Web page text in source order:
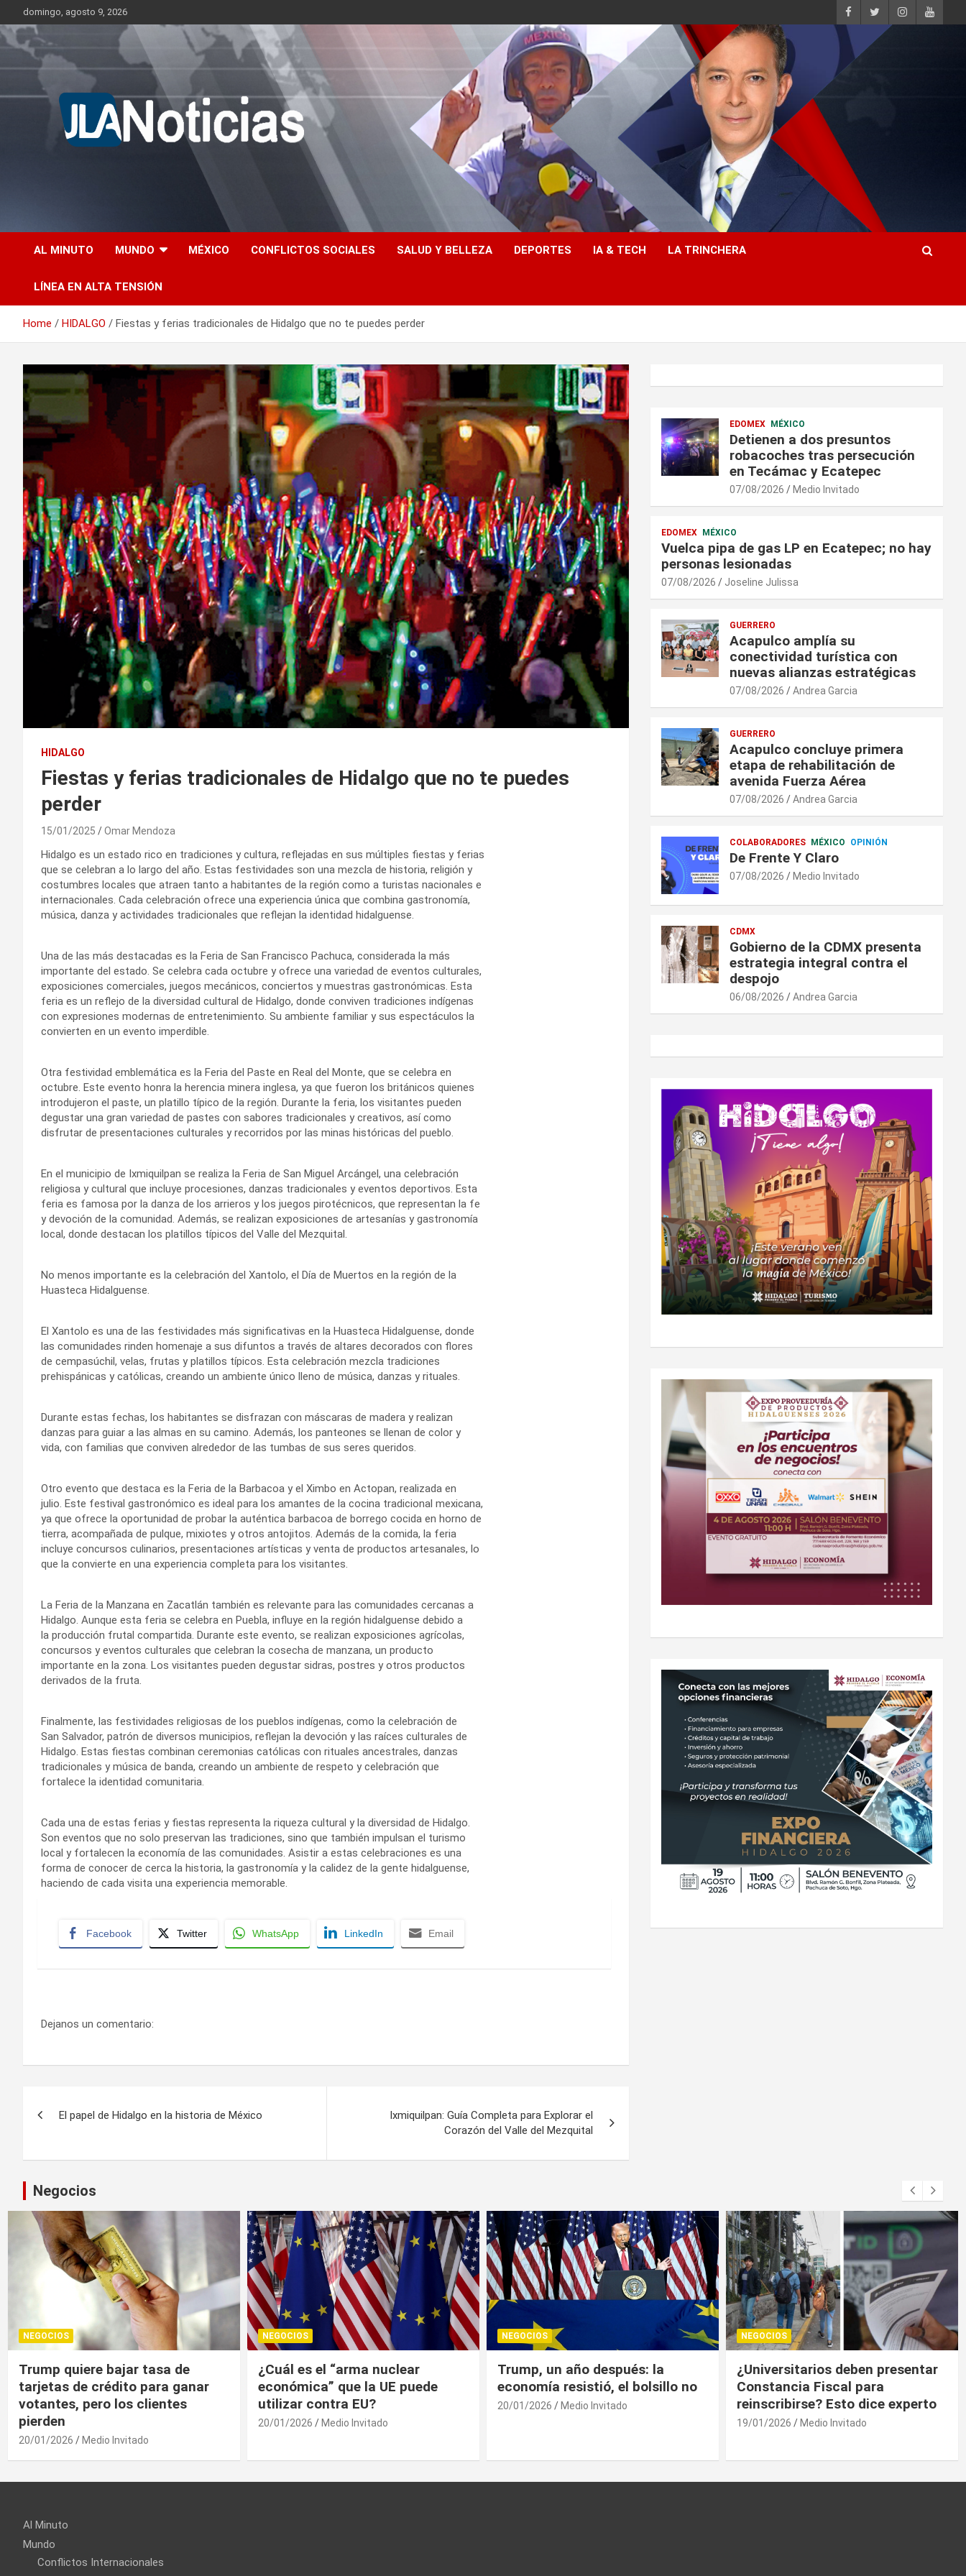
to
content
domingo, agosto 9, 2026
Jlanoticias
AL MINUTO MUNDO MÉXICO CONFLICTOS SOCIALES SALUD Y BELLEZA DEPORTES IA & TECH LA TRINCHERA
LÍNEA EN ALTA TENSIÓN
Home HIDALGO Fiestas y ferias tradicionales de Hidalgo que no te puedes perder
HIDALGO
Fiestas y ferias tradicionales de Hidalgo que no te puedes
perder
15/01/2025 Omar Mendoza
Hidalgo es un estado rico en tradiciones y cultura, reflejadas en sus múltiples fiestas y ferias
que se celebran a lo largo del año. Estas festividades son una mezcla de historia, religión y
costumbres locales que atraen tanto a habitantes de la región como a turistas nacionales e
internacionales. Cada celebración ofrece una experiencia única que combina gastronomía,
música, danza y actividades tradicionales que reflejan la identidad hidalguense.
Una de las más destacadas es la Feria de San Francisco Pachuca, considerada la más
importante del estado. Se celebra cada octubre y ofrece una variedad de eventos culturales,
exposiciones comerciales, juegos mecánicos, conciertos y muestras gastronómicas. Esta
feria es un reflejo de la diversidad cultural de Hidalgo, donde conviven tradiciones indígenas
con expresiones modernas de entretenimiento. Su ambiente familiar y sus espectáculos la
convierten en un evento imperdible.
Otra festividad emblemática es la Feria del Paste en Real del Monte, que se celebra en
octubre. Este evento honra la herencia minera inglesa, ya que fueron los británicos quienes
introdujeron el paste, un platillo típico de la región. Durante la feria, los visitantes pueden
degustar una gran variedad de pastes con sabores tradicionales y creativos, así como
disfrutar de presentaciones culturales y recorridos por las minas históricas del pueblo.
En el municipio de Ixmiquilpan se realiza la Feria de San Miguel Arcángel, una celebración
religiosa y cultural que incluye procesiones, danzas tradicionales y eventos deportivos. Esta
feria es famosa por la danza de los arrieros y los juegos pirotécnicos, que representan la fe
y devoción de la comunidad. Además, se realizan exposiciones de artesanías y gastronomía
local, donde destacan los platillos típicos del Valle del Mezquital.
No menos importante es la celebración del Xantolo, el Día de Muertos en la región de la
Huasteca Hidalguense.
El Xantolo es una de las festividades más significativas en la Huasteca Hidalguense, donde
las comunidades rinden homenaje a sus difuntos a través de altares decorados con flores
de cempasúchil, velas, frutas y platillos típicos. Esta celebración mezcla tradiciones
prehispánicas y católicas, creando un ambiente único lleno de música, danzas y rituales.
Durante estas fechas, los habitantes se disfrazan con máscaras de madera y realizan
danzas para guiar a las almas en su camino. Además, los panteones se llenan de color y
vida, con familias que conviven alrededor de las tumbas de sus seres queridos.
Otro evento que destaca es la Feria de la Barbacoa y el Ximbo en Actopan, realizada en
julio. Este festival gastronómico es ideal para los amantes de la cocina tradicional mexicana,
ya que ofrece la oportunidad de probar la auténtica barbacoa de borrego cocida en horno de
tierra, acompañada de pulque, mixiotes y otros antojitos. Además de la comida, la feria
incluye concursos culinarios, presentaciones artísticas y venta de productos artesanales, lo
que la convierte en una experiencia completa para los visitantes.
La Feria de la Manzana en Zacatlán también es relevante para las comunidades cercanas a
Hidalgo. Aunque esta feria se celebra en Puebla, influye en la región hidalguense debido a
la producción frutal compartida. Durante este evento, se realizan exposiciones agrícolas,
concursos y eventos culturales que celebran la cosecha de manzana, un producto
importante en la zona. Los visitantes pueden degustar sidras, postres y otros productos
derivados de la fruta.
Finalmente, las festividades religiosas de los pueblos indígenas, como la celebración de
San Salvador, patrón de diversos municipios, reflejan la devoción y las raíces culturales de
Hidalgo. Estas fiestas combinan ceremonias católicas con rituales ancestrales, danzas
tradicionales y música de banda, creando un ambiente de respeto y celebración que
fortalece la identidad comunitaria.
Cada una de estas ferias y fiestas representa la riqueza cultural y la diversidad de Hidalgo.
Son eventos que no solo preservan las tradiciones, sino que también impulsan el turismo
local y fortalecen la economía de las comunidades. Asistir a estas celebraciones es una
forma de conocer de cerca la historia, la gastronomía y la calidez de la gente hidalguense,
haciendo de cada visita una experiencia memorable.
Facebook Twitter WhatsApp LinkedIn Email
Dejanos un comentario:
entradas
El papel de Hidalgo en la historia de México
Ixmiquilpan: Guía Completa para Explorar el
Corazón del Valle del Mezquital
EDOMEX MÉXICO
Detienen a dos presuntos
robacoches tras persecución
en Tecámac y Ecatepec
07/08/2026 Medio Invitado
EDOMEX MÉXICO
Vuelca pipa de gas LP en Ecatepec; no hay
personas lesionadas
07/08/2026 Joseline Julissa
GUERRERO
Acapulco amplía su
conectividad turística con
nuevas alianzas estratégicas
07/08/2026 Andrea Garcia
GUERRERO
Acapulco concluye primera
etapa de rehabilitación de
avenida Fuerza Aérea
07/08/2026 Andrea Garcia
COLABORADORES MÉXICO OPINIÓN
De Frente Y Claro
07/08/2026 Medio Invitado
CDMX
Gobierno de la CDMX presenta
estrategia integral contra el
despojo
06/08/2026 Andrea Garcia
Negocios
NEGOCIOS
¿Cuál es el “arma nuclear
económica” que la UE puede
utilizar contra EU?
20/01/2026
NEGOCIOS
Trump, un año después: la
economía resistió, el bolsillo no
20/01/2026 Medio Invitado
NEGOCIOS
¿Universitarios deben presentar
Constancia Fiscal para
reinscribirse? Esto dice experto
NEGOCIOS
Trump contiene el déficit
comercial de bienes, pero sin
descenso
19/01/2026 Medio Invitado
Al Minuto
Mundo
Conflictos Internacionales